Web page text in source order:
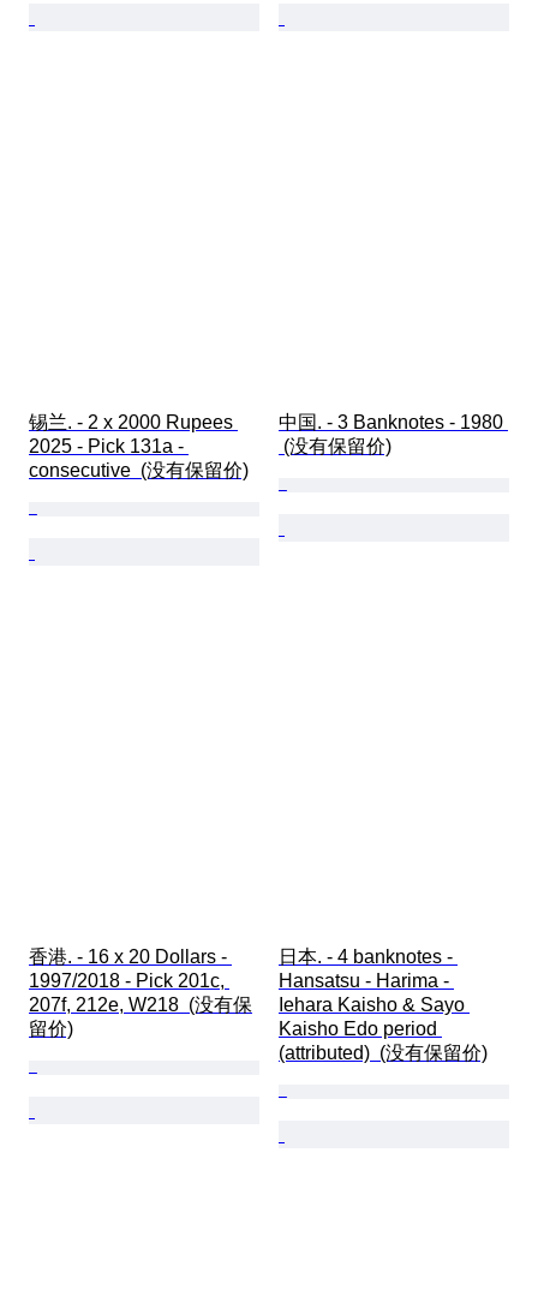
锡兰. - 2 x 2000 Rupees
2025 - Pick 131a -
consecutive  (没有保留价)
中国. - 3 Banknotes - 1980
(没有保留价)
香港. - 16 x 20 Dollars -
1997/2018 - Pick 201c,
207f, 212e, W218  (没有保
留价)
日本. - 4 banknotes -
Hansatsu - Harima -
Iehara Kaisho & Sayo
Kaisho Edo period
(attributed)  (没有保留价)